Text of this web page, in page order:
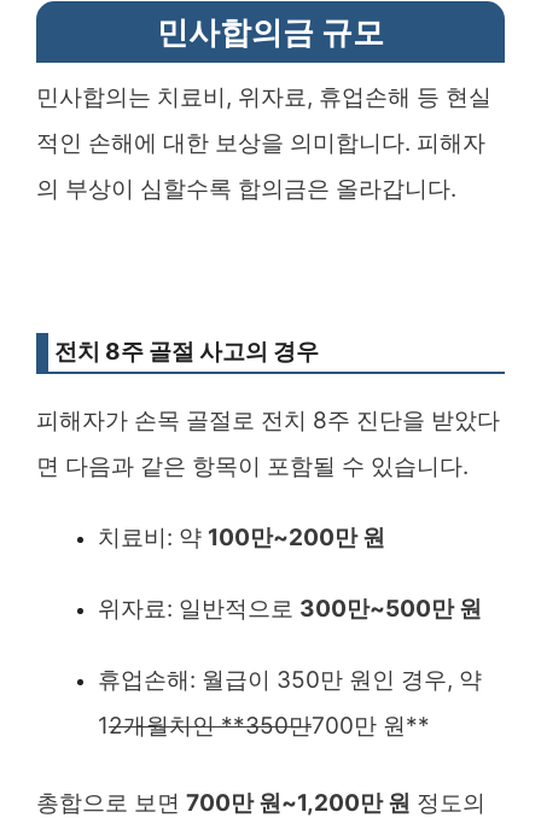
민사합의금 규모
민사합의는 치료비, 위자료, 휴업손해 등 현실
적인 손해에 대한 보상을 의미합니다. 피해자
의 부상이 심할수록 합의금은 올라갑니다.
전치 8주 골절 사고의 경우
피해자가 손목 골절로 전치 8주 진단을 받았다
면 다음과 같은 항목이 포함될 수 있습니다.
치료비: 약 100만~200만 원
위자료: 일반적으로 300만~500만 원
휴업손해: 월급이 350만 원인 경우, 약
12개월치인 **350만700만 원**
총합으로 보면 700만 원~1,200만 원 정도의